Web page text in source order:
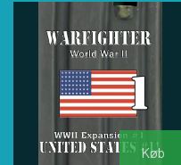
Køb